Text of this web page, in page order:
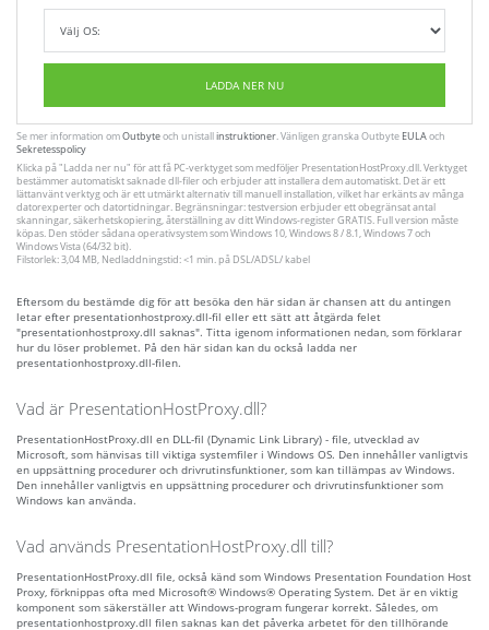
LADDA NER NU
Se mer information omOutbyteoch unistallinstruktioner. Vänligen granska Outbyte EULAoch
Sekretesspolicy
Klicka på"Ladda ner nu" för att få PC-verktyget som medföljer PresentationHostProxy.dll. Verktyget
bestämmer automatiskt saknade dll-filer och erbjuder att installera dem automatiskt. Det är ett
lättanvänt verktyg och är ett utmärkt alternativ till manuell installation, vilket har erkänts av många
datorexperter och datortidningar. Begränsningar: testversion erbjuder ett obegränsat antal
skanningar, säkerhetskopiering, återställning av ditt Windows-register GRATIS. Full version måste
köpas. Den stöder sådana operativsystem som Windows 10, Windows 8 / 8.1, Windows 7 och
Windows Vista (64/32 bit).
Filstorlek: 3,04 MB, Nedladdningstid: <1 min. på DSL/ADSL/ kabel
Eftersom du bestämde dig för att besöka den här sidan är chansen att du antingen
letar efter presentationhostproxy.dll-fil eller ett sätt att åtgärda felet
"presentationhostproxy.dll saknas". Titta igenom informationen nedan, som förklarar
hur du löser problemet. På den här sidan kan du också ladda ner
presentationhostproxy.dll-filen.
Vad är PresentationHostProxy.dll?
PresentationHostProxy.dll en DLL-fil (Dynamic Link Library) - file, utvecklad av
Microsoft, som hänvisas till viktiga systemfiler i Windows OS. Den innehåller vanligtvis
en uppsättning procedurer och drivrutinsfunktioner, som kan tillämpas av Windows.
Den innehåller vanligtvis en uppsättning procedurer och drivrutinsfunktioner som
Windows kan använda.
Vad används PresentationHostProxy.dll till?
PresentationHostProxy.dll file, också känd som Windows Presentation Foundation Host
Proxy, förknippas ofta med Microsoft® Windows® Operating System. Det är en viktig
komponent som säkerställer att Windows-program fungerar korrekt. Således, om
presentationhostproxy.dll filen saknas kan det påverka arbetet för den tillhörande